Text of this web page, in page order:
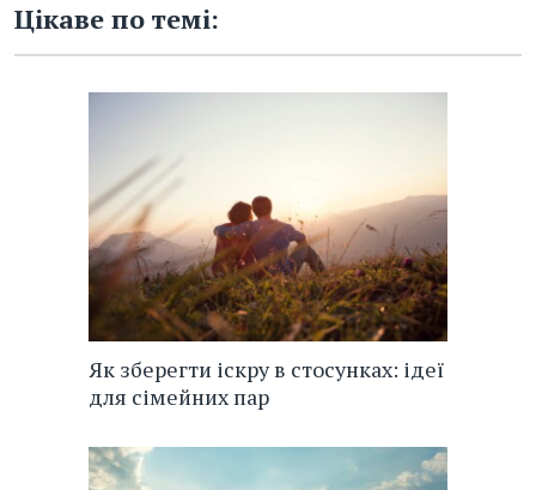
Цікаве по темі:
Як зберегти іскру в стосунках: ідеї
для сімейних пар